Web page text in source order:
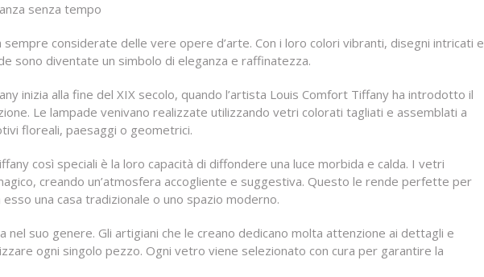
senza tempo
considerate delle vere opere d’arte. Con i loro colori vibranti, disegni intricati e
sono diventate un simbolo di eleganza e raffinatezza.
inizia alla fine del XIX secolo, quando l’artista Louis Comfort Tiffany ha introdotto il
Le lampade venivano realizzate utilizzando vetri colorati tagliati e assemblati a
floreali, paesaggi o geometrici.
così speciali è la loro capacità di diffondere una luce morbida e calda. I vetri
creando un’atmosfera accogliente e suggestiva. Questo le rende perfette per
una casa tradizionale o uno spazio moderno.
nel suo genere. Gli artigiani che le creano dedicano molta attenzione ai dettagli e
ogni singolo pezzo. Ogni vetro viene selezionato con cura per garantire la